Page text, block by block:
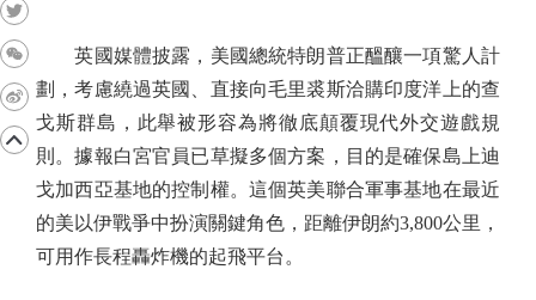
英國媒體披露，美國總統特朗普正醞釀一項驚人計
劃，考慮繞過英國、直接向毛里裘斯洽購印度洋上的查
戈斯群島，此舉被形容為將徹底顛覆現代外交遊戲規
則。據報白宮官員已草擬多個方案，目的是確保島上迪
戈加西亞基地的控制權。這個英美聯合軍事基地在最近
的美以伊戰爭中扮演關鍵角色，距離伊朗約3,800公里，
可用作長程轟炸機的起飛平台。